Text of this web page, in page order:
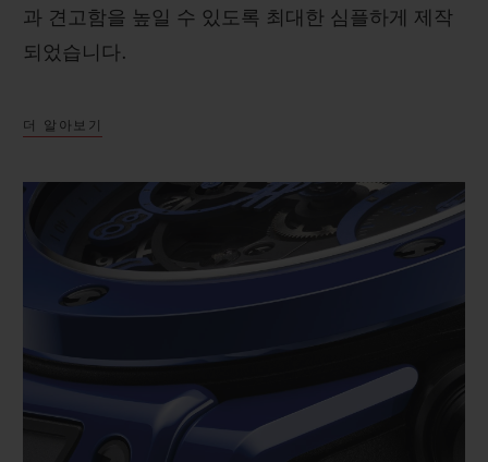
과 견고함을 높일 수 있도록 최대한 심플하게 제작
되었습니다.
더 알아보기